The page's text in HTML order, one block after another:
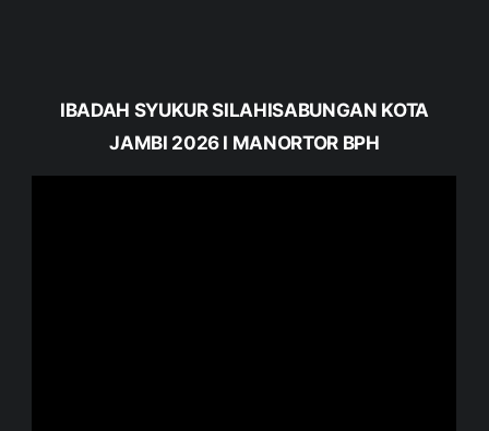
IBADAH SYUKUR SILAHISABUNGAN KOTA
JAMBI 2026 I MANORTOR BPH